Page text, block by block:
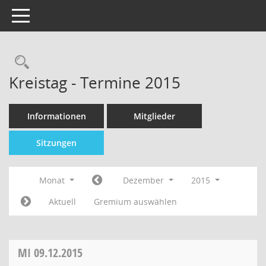
Toggle navigation
Kreistag - Termine 2015
Informationen Mitglieder
Sitzungen
Monat Dezember
2015
Aktuell
Gremium auswählen
MI 09.12.2015